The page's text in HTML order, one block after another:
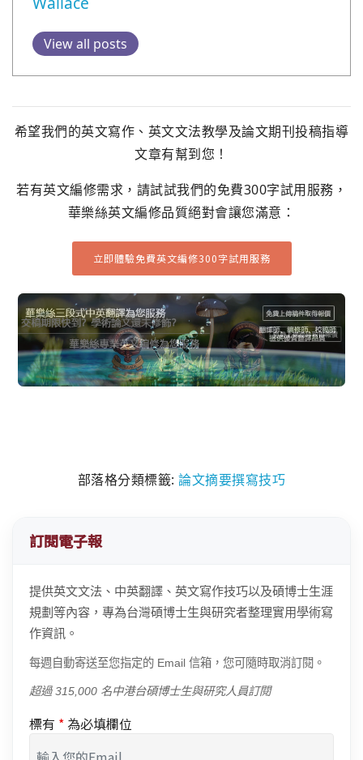
View all posts
希望我們的英文寫作、英文文法教學及論文期刊投稿指導
文章有幫到您！
若有英文編修需求，請試試我們的免費300字試用服務，
華樂絲英文編修品質絕對會讓您滿意：
立即體驗免費英文編修300字試用服務
部落格分類標籤:論文摘要撰寫技巧
訂閱電子報
提供英文文法、中英翻譯、英文寫作技巧以及碩博士生涯
規劃等內容，專為台灣碩博士生與研究者整理實用學術寫
作資訊。
每週自動寄送至您指定的 Email 信箱，您可隨時取消訂閱。
超過 315,000 名中港台碩博士生與研究人員訂閱
標有 * 為必填欄位